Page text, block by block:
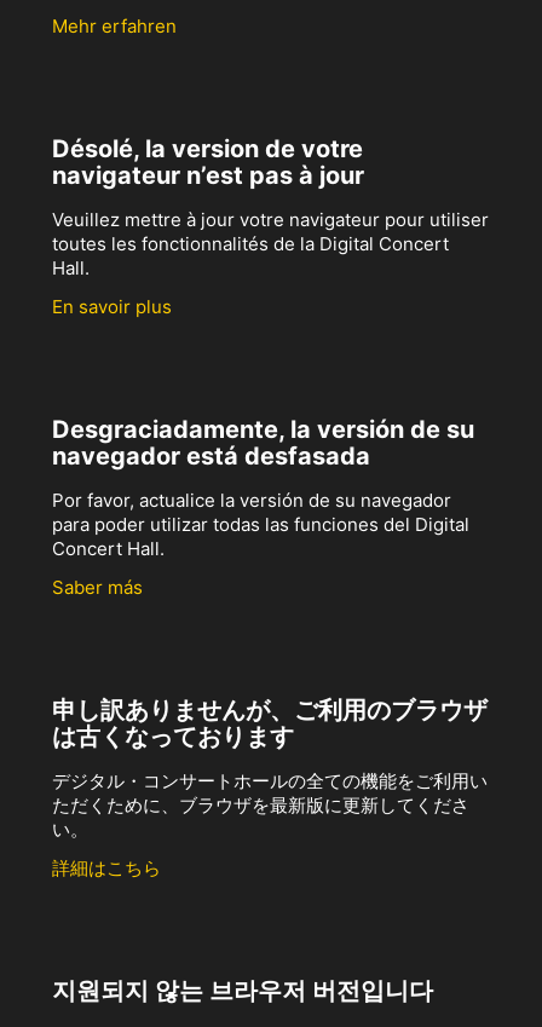
Mehr erfahren
Désolé, la version de votre
navigateur n’est pas à jour
Veuillez mettre à jour votre navigateur pour utiliser
toutes les fonctionnalités de la Digital Concert
Hall.
En savoir plus
Desgraciadamente, la versión de su
navegador está desfasada
Por favor, actualice la versión de su navegador
para poder utilizar todas las funciones del Digital
Concert Hall.
Saber más
申し訳ありませんが、ご利用のブラウザ
は古くなっております
デジタル・コンサートホールの全ての機能をご利用い
ただくために、ブラウザを最新版に更新してくださ
い。
詳細はこちら
지원되지 않는 브라우저 버전입니다